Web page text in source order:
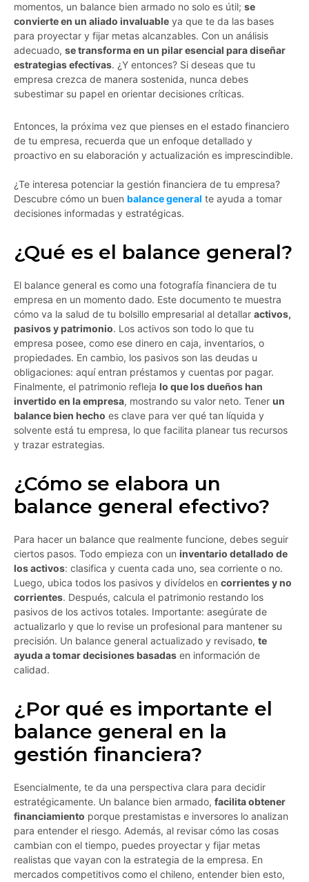
momentos, un balance bien armado no solo es útil; se
convierte en un aliado invaluable ya que te da las bases
para proyectar y fijar metas alcanzables. Con un análisis
adecuado, se transforma en un pilar esencial para diseñar
estrategias efectivas. ¿Y entonces? Si deseas que tu
empresa crezca de manera sostenida, nunca debes
subestimar su papel en orientar decisiones críticas.
Entonces, la próxima vez que pienses en el estado financiero
de tu empresa, recuerda que un enfoque detallado y
proactivo en su elaboración y actualización es imprescindible.
¿Te interesa potenciar la gestión financiera de tu empresa?
Descubre cómo un buen balance general te ayuda a tomar
decisiones informadas y estratégicas.
¿Qué es el balance general?
El balance general es como una fotografía financiera de tu
empresa en un momento dado. Este documento te muestra
cómo va la salud de tu bolsillo empresarial al detallar activos,
pasivos y patrimonio. Los activos son todo lo que tu
empresa posee, como ese dinero en caja, inventarios, o
propiedades. En cambio, los pasivos son las deudas u
obligaciones: aquí entran préstamos y cuentas por pagar.
Finalmente, el patrimonio refleja lo que los dueños han
invertido en la empresa, mostrando su valor neto. Tener un
balance bien hecho es clave para ver qué tan líquida y
solvente está tu empresa, lo que facilita planear tus recursos
y trazar estrategias.
¿Cómo se elabora un
balance general efectivo?
Para hacer un balance que realmente funcione, debes seguir
ciertos pasos. Todo empieza con un inventario detallado de
los activos: clasifica y cuenta cada uno, sea corriente o no.
Luego, ubica todos los pasivos y divídelos en corrientes y no
corrientes. Después, calcula el patrimonio restando los
pasivos de los activos totales. Importante: asegúrate de
actualizarlo y que lo revise un profesional para mantener su
precisión. Un balance general actualizado y revisado, te
ayuda a tomar decisiones basadas en información de
calidad.
¿Por qué es importante el
balance general en la
gestión financiera?
Esencialmente, te da una perspectiva clara para decidir
estratégicamente. Un balance bien armado, facilita obtener
financiamiento porque prestamistas e inversores lo analizan
para entender el riesgo. Además, al revisar cómo las cosas
cambian con el tiempo, puedes proyectar y fijar metas
realistas que vayan con la estrategia de la empresa. En
mercados competitivos como el chileno, entender bien esto,